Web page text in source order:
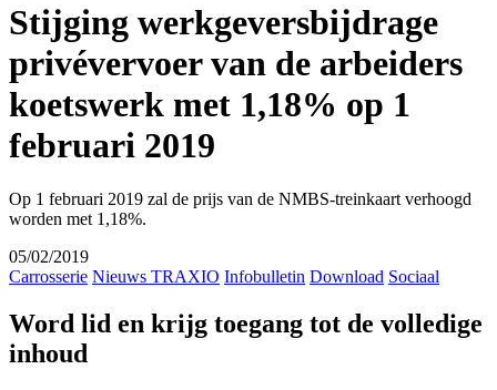
Stijging werkgeversbijdrage
privévervoer van de arbeiders
koetswerk met 1,18% op 1
februari 2019
Op 1 februari 2019 zal de prijs van de NMBS-treinkaart verhoogd
worden met 1,18%.
05/02/2019
Carrosserie Nieuws TRAXIO Infobulletin Download Sociaal
Word lid en krijg toegang tot de volledige
inhoud